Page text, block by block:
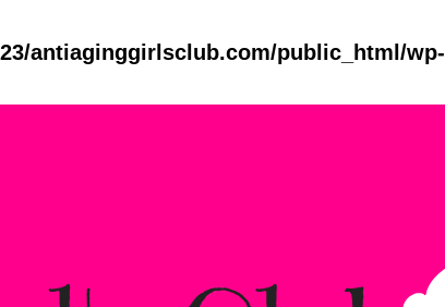
antiaginggirlsclub.com/public_html/wp-